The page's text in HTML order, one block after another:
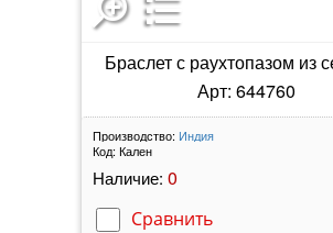
Браслет с раухтопазом из
Арт: 644760
Производство: Индия
Код: Кален
Наличие: 0
Сравнить